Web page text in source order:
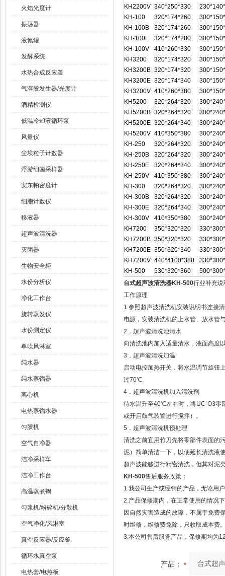
火焰光度计
振荡器
液氮罐
发酵系统
水热合成反应釜
气溶胶发生器/光度计
酒精检测仪
低温冷却液循环泵
风量仪
尘埃粒子计数器
浮游细菌采样器
安东帕密度计
细胞计数仪
移液器
超声波清洗器
灭菌器
生物安全柜
水份分析仪
净化工作台
旋转蒸发仪
水份测定仪
单吹风淋室
纯水器
纯水蒸馏器
离心机
电热蒸馏水器
匀胶机
空气自净器
洁净采样车
洁净工作台
高温蒸煮锅
匀浆机/粉碎机/分散机
空气净化/风淋室
真空反应器/反应釜
循环水真空泵
电热套/电热板
KH2200V 340*250*330
KH-100
320*174*260
KH-100B
320*174*260
KH-100E
320*174*280
KH-100V
410*260*330
KH3200
320*174*320
KH3200B 320*174*320
KH3200E 320*174*340
KH3200V 410*260*380
KH5200
320*264*320
KH5200B 320*264*320
KH5200E 320*264*340
KH5200V 410*350*380
KH-250
320*264*320
KH-250B
320*264*320
KH-250E
320*264*340
KH-250V
410*350*380
KH-300
320*264*320
KH-300B
320*264*320
KH-300E
320*264*340
KH-300V
410*350*380
KH7200
350*320*320
KH7200B 350*320*320
KH7200E 350*320*340
KH7200V 440*4100*380
KH-500
530*320*360
台式超声波清洗器KH-500行业补充说
工作原理
1.参照超声波清洗机安装说明书连接
电源，安装清洗机的上水管、放水管
2．超声波清洗池清水
向清洗池内加入适量清水，液面高度
3．超声波清洗加温
启动电控加热开关，将水温调节旋钮
过70℃。
4．超声波清洗机加入清洗剂
待水温升至40℃左右时，将UC-O3零
或开启鼓气装置进行搅拌）。
5．超声波清洗机预处理
清洗之前宜用竹刀先将零部件表面的
泥）简单清洁一下，以便延长清洗液
超声波能够进行精密清洗，但其对泥
KH-500售后服务政策：
1.我公司生产或经销的产品，无论用
2.产品保修期内，在正常使用的情况
因自然灾害造成的故障，不属于免费
时维修，维修费免除，只收取成本费
3.本公司售后服务产品，保修期均为
产品：